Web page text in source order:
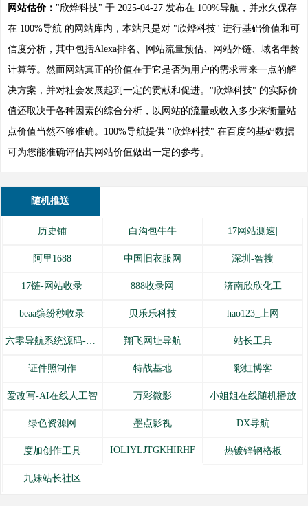
网站估价： "欣烨科技" 于 2025-04-27 发布在 100%导航，并永久保存
在 100%导航 的网站库内，本站只是对 "欣烨科技" 进行基础价值和可
信度分析，其中包括Alexa排名、网站流量预估、网站外链、域名年龄
计算等。然而网站真正的价值在于它是否为用户的需求带来一点的解
决方案，并对社会发展起到一定的贡献和促进。"欣烨科技" 的实际价
值还取决于各种因素的综合分析，以网站的流量或收入多少来衡量站
点价值当然不够准确。100%导航提供 "欣烨科技" 在百度的基础数据
可为您能准确评估其网站价值做出一定的参考。
随机推送
历史铺 白沟包牛牛 17网站测速|
阿里1688 中国旧衣服网 深圳-智搜
17链-网站收录 888收录网 济南欣欣化工
beaa缤纷秒收录 贝乐乐科技 hao123_上网
六零导航系统源码-全开源 翔飞网址导航 站长工具
证件照制作 特战基地 彩虹博客
爱改写-AI在线人工智 万彩微影 小姐姐在线随机播放
绿色资源网 墨点影视 DX导航
度加创作工具 IOLIYLJTGKHIRHF 热镀锌钢格板
九妹站长社区